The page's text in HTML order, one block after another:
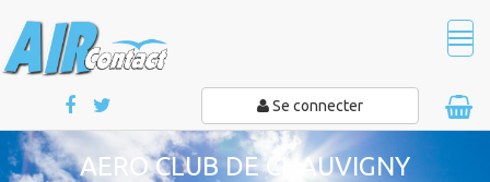
Se connecter
AERO CLUB DE CHAUVIGNY